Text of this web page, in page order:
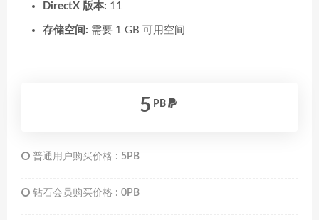
DirectX 版本: 11
存储空间: 需要 1 GB 可用空间
5 PB
普通用户购买价格 : 5PB
钻石会员购买价格 : 0PB